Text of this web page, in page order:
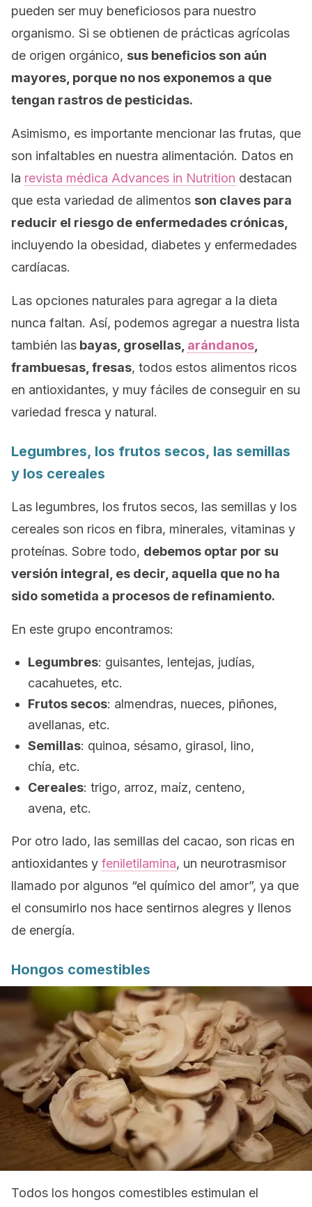
pueden ser muy beneficiosos para nuestro
organismo. Si se obtienen de prácticas agrícolas
de origen orgánico, sus beneficios son aún
mayores, porque no nos exponemos a que
tengan rastros de pesticidas.
Asimismo, es importante mencionar las frutas, que
son infaltables en nuestra alimentación. Datos en
la revista médica Advances in Nutrition destacan
que esta variedad de alimentos son claves para
reducir el riesgo de enfermedades crónicas,
incluyendo la obesidad, diabetes y enfermedades
cardíacas.
Las opciones naturales para agregar a la dieta
nunca faltan. Así, podemos agregar a nuestra lista
también las bayas, grosellas, arándanos
frambuesas, fresas, todos estos alimentos ricos
en antioxidantes, y muy fáciles de conseguir en su
variedad fresca y natural.
Legumbres, los frutos secos, las semillas
y los cereales
Las legumbres, los frutos secos, las semillas y los
cereales son ricos en fibra, minerales, vitaminas y
proteínas. Sobre todo, debemos optar por su
versión integral, es decir, aquella que no ha
sido sometida a procesos de refinamiento.
En este grupo encontramos:
Legumbres: guisantes, lentejas, judías,
cacahuetes, etc.
Frutos secos: almendras, nueces, piñones,
avellanas, etc.
Semillas: quinoa, sésamo, girasol, lino,
chía, etc.
Cereales: trigo, arroz, maíz, centeno,
avena, etc.
Por otro lado, las semillas del cacao, son ricas en
antioxidantes y feniletilamina, un neurotrasmisor
llamado por algunos “el químico del amor”, ya que
el consumirlo nos hace sentirnos alegres y llenos
de energía.
Hongos comestibles
Todos los hongos comestibles estimulan el